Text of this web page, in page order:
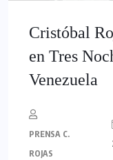
Cristóbal
en Tres
Venezuela
PRENSA C.
ROJAS